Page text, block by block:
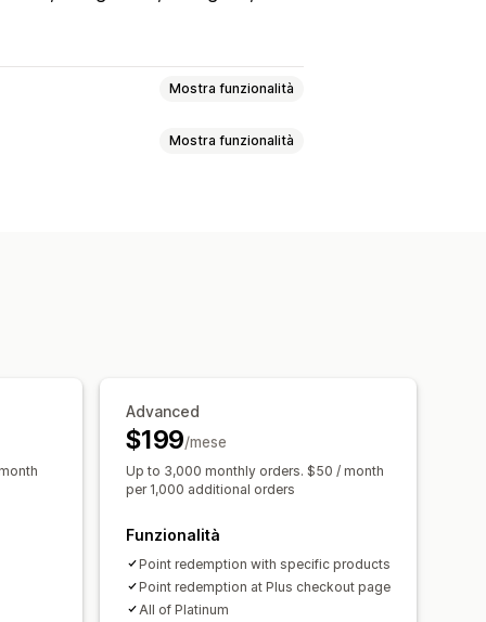
Mostra funzionalità
Mostra funzionalità
Analisi del ROI
Numero di impression
Advanced
$199/mese
Up to 3,000 monthly orders. $50 / month
per 1,000 additional orders
Funzionalità
Point redemption with specific products
Point redemption at Plus checkout page
All of Platinum